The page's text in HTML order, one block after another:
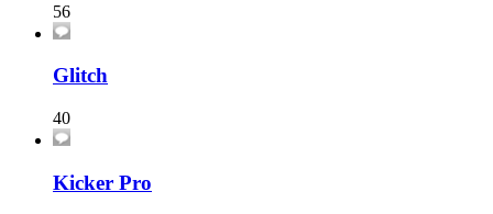
56
Glitch
40
Kicker Pro